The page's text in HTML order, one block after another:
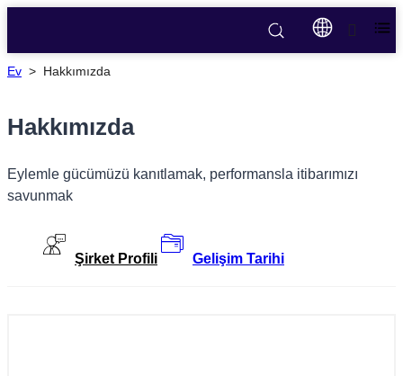
Ev > Hakkımızda
Hakkımızda
Eylemle gücümüzü kanıtlamak, performansla itibarımızı
savunmak
Şirket Profili Gelişim Tarihi